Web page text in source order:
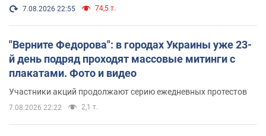
7.08.2026 22:55 74,5 т.
"Верните Федорова": в городах Украины уже 23-
й день подряд проходят массовые митинги с
плакатами. Фото и видео
Участники акций продолжают серию ежедневных протестов
7.08.2026 22:22 2,1 т.